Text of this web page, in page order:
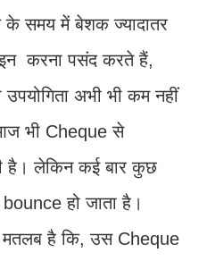
समय में बेशक ज्‍यादातर
करना पसंद करते हैं,
अभी भी कम नहीं
भी Cheque से
है। लेकिन कई बार कुछ
हो जाता है।
है कि, उस Cheque